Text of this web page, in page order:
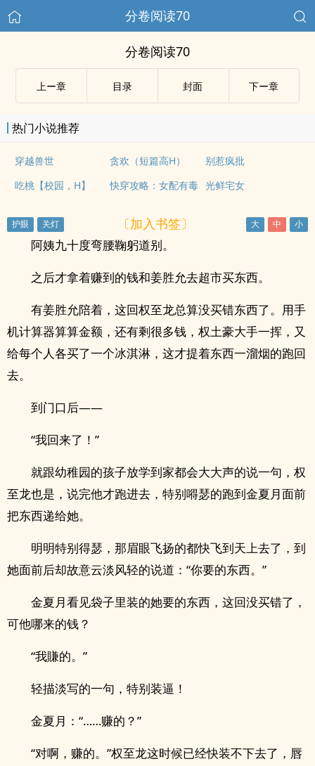
分卷阅读70
分卷阅读70
上ー章 目录 封面 下ー章
热门小说推荐
穿越兽世 贪欢（短篇高H）
别惹疯批
吃桃【校园，H】
快穿攻略：女配有毒 光鲜宅女
〔加入书签〕
阿姨九十度弯腰鞠躬道别。
之后才拿着赚到的钱和姜胜允去超市买东西。
有姜胜允陪着，这回权至龙总算没买错东西了。用手
机计算器算算金额，还有剩很多钱，权土豪大手一挥，又
给每个人各买了一个冰淇淋，这才提着东西一溜烟的跑回
去。
到门口后——
“我回来了！”
就跟幼稚园的孩子放学到家都会大大声的说一句，权
至龙也是，说完他才跑进去，特别嘚瑟的跑到金夏月面前
把东西递给她。
明明特别得瑟，那眉眼飞扬的都快飞到天上去了，到
她面前后却故意云淡风轻的说道：“你要的东西。”
金夏月看见袋子里装的她要的东西，这回没买错了，
可他哪来的钱？
“我賺的。”
轻描淡写的一句，特别装逼！
金夏月：“……赚的？”
“对啊，赚的。”权至龙这时候已经快装不下去了，唇